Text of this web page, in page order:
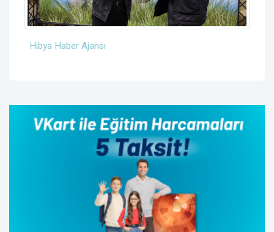
Hibya Haber Ajansı